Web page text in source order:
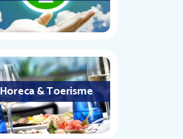
Horeca & Toerisme